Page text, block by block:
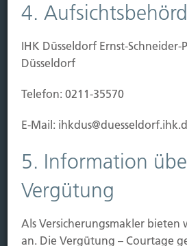
Hubert Brück KG | Inhaber: Dipl.
Brück | Kapellstraße 2 | 40479
brueck@brueckkg.de
Kontaktformular
© Hubert Brück KG
4.
IHK Düsseldorf Ernst-Schneider-
Düsseldorf
Telefon: 0211-35570
E-Mail:
5. Information
Vergütung
Als Versicherungsmakler bieten
an. Die Vergütung – Courtage